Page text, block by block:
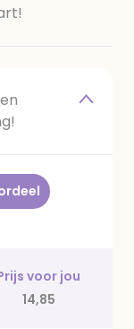
voor jou
14,85